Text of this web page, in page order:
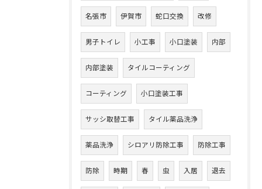
名張市 伊賀市 蛇口交換 改修
男子トイレ 小工事 小口塗装 内部
内部塗装 タイルコーティング
コーティング 小口塗装工事
サッシ取替工事 タイル薬品洗浄
薬品洗浄 シロアリ防除工事 防除工事
防除 時期 春 虫 入居 退去